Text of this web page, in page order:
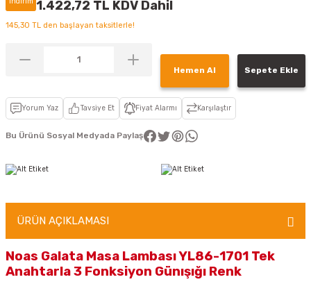
1.422,72 TL KDV Dahil
145,30 TL den başlayan taksitlerle!
Hemen Al Sepete Ekle
Yorum Yaz Tavsiye Et Fiyat Alarmı Karşılaştır
Bu Ürünü Sosyal Medyada Paylaş
ÜRÜN AÇIKLAMASI
Noas Galata Masa Lambası YL86-1701 Tek
Anahtarla 3 Fonksiyon Günışığı Renk